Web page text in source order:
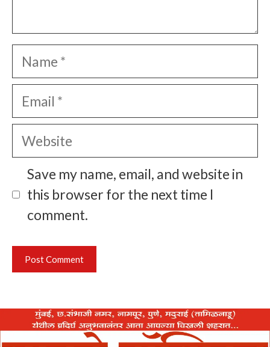
Name
Email
Website
Save my name, email, and website in
this browser for the next time I
comment.